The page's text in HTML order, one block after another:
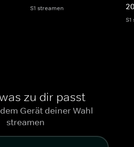
S1 streamen
zu dir passt
Gerät deiner Wahl
streamen